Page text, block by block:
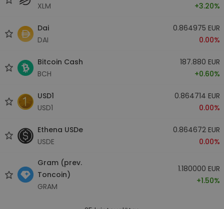
XLM
+3.20%
Dai
DAI
0.864975 EUR
0.00%
Bitcoin Cash
BCH
187.880 EUR
+0.60%
USD1
USD1
0.864714 EUR
0.00%
Ethena USDe
USDE
0.864672 EUR
0.00%
Gram (prev.
Toncoin)
GRAM
1.180000 EUR
+1.50%